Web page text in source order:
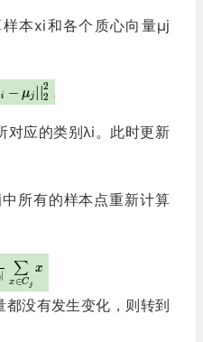
本xi和各个质心向量μj
对应的类别λi。此时更新
所有的样本点重新计算
没有发生变化，则转到